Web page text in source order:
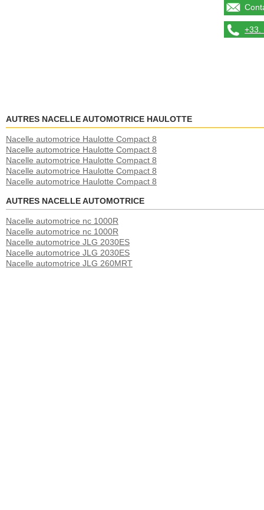
+33.
AUTRES NACELLE AUTOMOTRICE HAULOTTE
Nacelle automotrice Haulotte Compact 8
Nacelle automotrice Haulotte Compact 8
Nacelle automotrice Haulotte Compact 8
Nacelle automotrice Haulotte Compact 8
Nacelle automotrice Haulotte Compact 8
AUTRES NACELLE AUTOMOTRICE
Nacelle automotrice nc 1000R
Nacelle automotrice nc 1000R
Nacelle automotrice JLG 2030ES
Nacelle automotrice JLG 2030ES
Nacelle automotrice JLG 260MRT